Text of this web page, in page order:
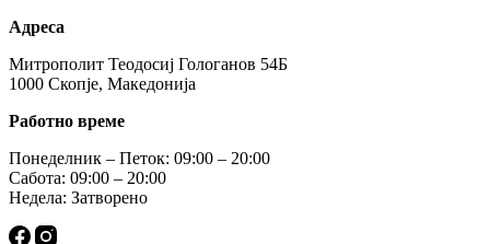
Адреса
Митрополит Теодосиј Гологанов 54Б
1000 Скопје, Македонија
Работно време
Понеделник – Петок: 09:00 – 20:00
Сабота: 09:00 – 20:00
Недела: Затворено